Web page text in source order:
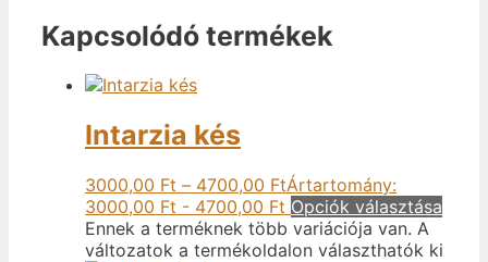
Kapcsolódó termékek
Intarzia kés
3000,00 Ft – 4700,00 FtÁrtartomány:
3000,00 Ft - 4700,00 Ft Opciók választása
Ennek a terméknek több variációja van. A
változatok a termékoldalon választhatók ki